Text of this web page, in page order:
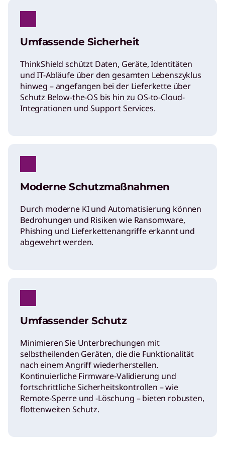
Umfassende Sicherheit
ThinkShield schützt Daten, Geräte, Identitäten
und IT-Abläufe über den gesamten Lebenszyklus
hinweg – angefangen bei der Lieferkette über
Schutz Below-the-OS bis hin zu OS-to-Cloud-
Integrationen und Support Services.
Moderne Schutzmaßnahmen
Durch moderne KI und Automatisierung können
Bedrohungen und Risiken wie Ransomware,
Phishing und Lieferkettenangriffe erkannt und
abgewehrt werden.
Umfassender Schutz
Minimieren Sie Unterbrechungen mit
selbstheilenden Geräten, die die Funktionalität
nach einem Angriff wiederherstellen.
Kontinuierliche Firmware-Validierung und
fortschrittliche Sicherheitskontrollen – wie
Remote-Sperre und -Löschung – bieten robusten,
flottenweiten Schutz.